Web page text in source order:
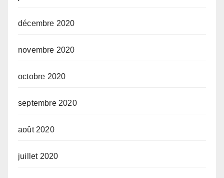
décembre 2020
novembre 2020
octobre 2020
septembre 2020
août 2020
juillet 2020